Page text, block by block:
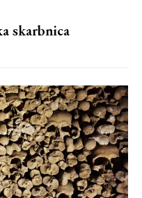
skarbnica